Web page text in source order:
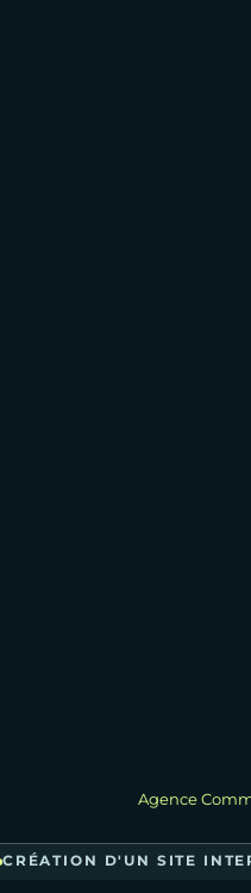
Agence
CRÉATION D'UN SITE